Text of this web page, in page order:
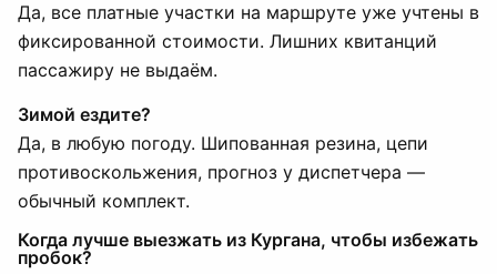
Да, все платные участки на маршруте уже учтены в
фиксированной стоимости. Лишних квитанций
пассажиру не выдаём.
Зимой ездите?
Да, в любую погоду. Шипованная резина, цепи
противоскольжения, прогноз у диспетчера —
обычный комплект.
Когда лучше выезжать из Кургана, чтобы избежать
пробок?